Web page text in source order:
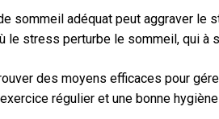
sommeil adéquat peut aggraver
le stress perturbe le sommeil, qui à
des moyens efficaces pour
régulier et une bonne